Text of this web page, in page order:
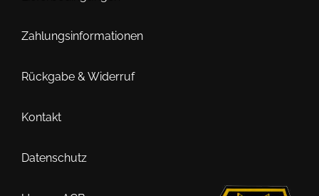
Zahlungsinformationen
Rückgabe & Widerruf
Kontakt
Datenschutz